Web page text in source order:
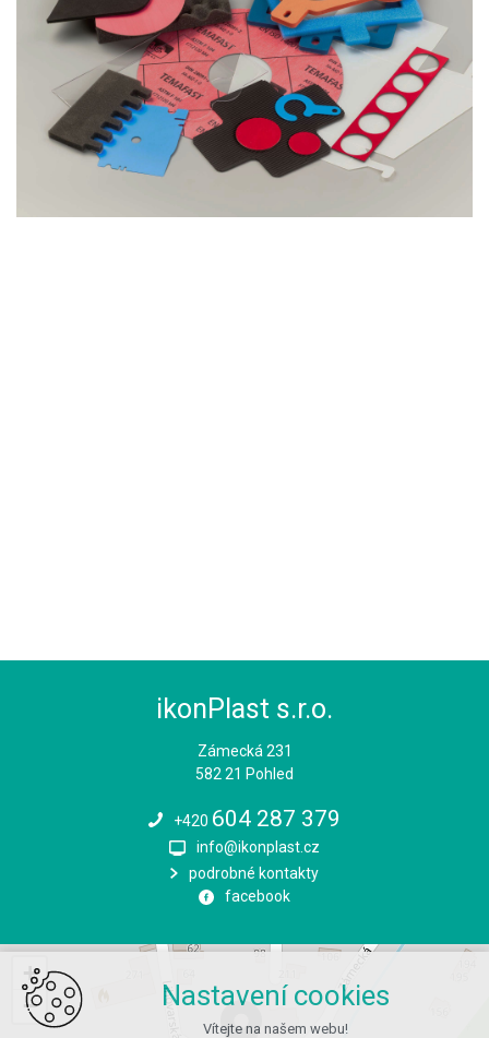
ikonPlast s.r.o.
Zámecká 231
582 21 Pohled
+420 604 287 379
info@ikonplast.cz
podrobné kontakty
facebook
+
−
Nastavení cookies
Vítejte na našem webu!